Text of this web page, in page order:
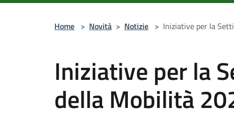
Home > Novità > Notizie > Iniziative per la
Iniziative per la
della Mobilità